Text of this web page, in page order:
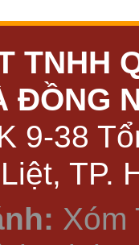
TNHH
ĐỒNG
9-38
TP.
Xóm